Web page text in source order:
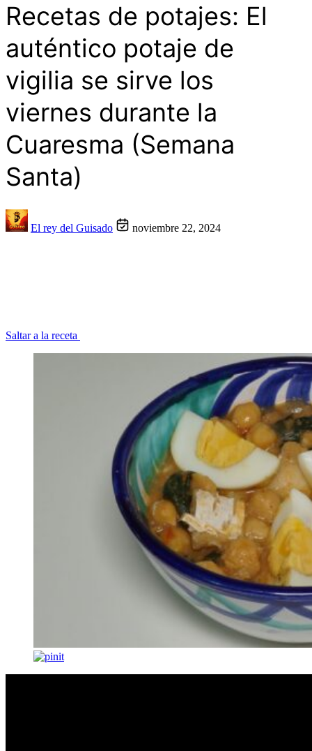
Recetas de potajes: El
auténtico potaje de
vigilia se sirve los
viernes durante la
Cuaresma (Semana
Santa)
El rey del Guisado noviembre 22, 2024
Saltar a la receta